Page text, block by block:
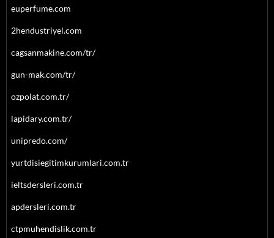
euperfume.com
2hendustriyel.com
cagsanmakine.com/tr/
gun-mak.com/tr/
ozpolat.com.tr/
lapidary.com.tr/
unipredo.com/
yurtdisiegitimkurumlari.com.tr
ieltsdersleri.com.tr
apdersleri.com.tr
ctpmuhendislik.com.tr